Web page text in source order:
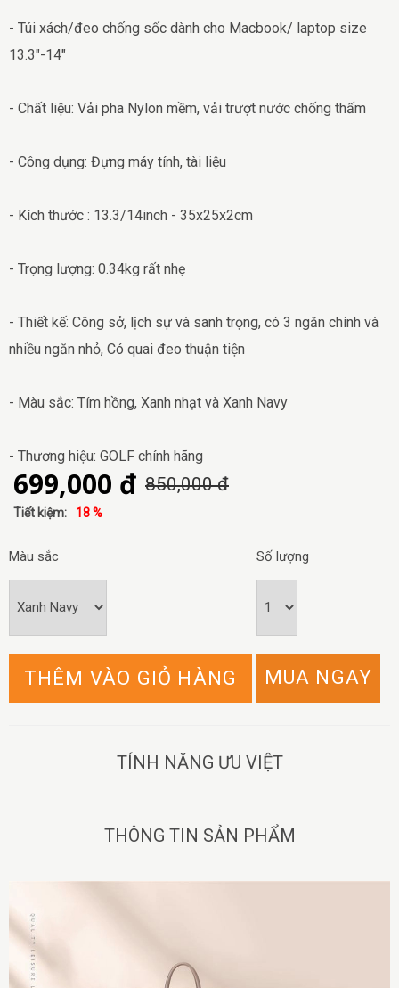
- Túi xách/đeo chống sốc dành cho Macbook/ laptop size
13.3"-14"
- Chất liệu: Vải pha Nylon mềm, vải trượt nước chống thấm
- Công dụng: Đựng máy tính, tài liệu
- Kích thước : 13.3/14inch - 35x25x2cm
- Trọng lượng: 0.34kg rất nhẹ
- Thiết kế: Công sở, lịch sự và sanh trọng, có 3 ngăn chính và
nhiều ngăn nhỏ, Có quai đeo thuận tiện
- Màu sắc: Tím hồng, Xanh nhạt và Xanh Navy
- Thương hiệu: GOLF chính hãng
699,000 đ 850,000 đ
Tiết kiệm: 18 %
Màu sắc Số lượng
THÊM VÀO GIỎ HÀNG MUA NGAY
TÍNH NĂNG ƯU VIỆT
THÔNG TIN SẢN PHẨM